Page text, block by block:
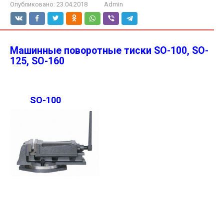
Опубликовано: 23.04.2018 Admin
Машинные поворотные тиски SO-100, SO-
125, SO-160
SO-100